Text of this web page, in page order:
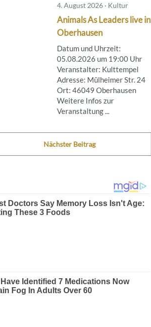
4. August 2026 · Kultur
Animals As Leaders live in
Oberhausen
Datum und Uhrzeit:
05.08.2026 um 19:00 Uhr
Veranstalter: Kulttempel
Adresse: Mülheimer Str. 24
Ort: 46049 Oberhausen
Weitere Infos zur
Veranstaltung ...
Nächster Beitrag